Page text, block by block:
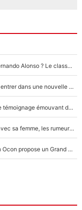
Max Verstappen, Lewis Hamilton… et bientôt Fernando Alonso ? Le classement des pilotes les mieux payés en Formule 1 risque de changer !
F1 - Alpine signe un accord «impensable» et va entrer dans une nouvelle dimension : Grande nouvelle pour Pierre Gasly !
F1 : « Je lui ai fait un câlin, puis j’ai dû partir...», le témoignage émouvant de Max Verstappen sur sa fille
F1 : Charles Leclerc surpris par les paparazzis avec sa femme, les rumeurs étaient vraies !
Comme pour le final du Tour de France, Esteban Ocon propose un Grand Prix de Formule 1 à Paris : «Autour de l’Arc de Triomphe, ce serait génial» !